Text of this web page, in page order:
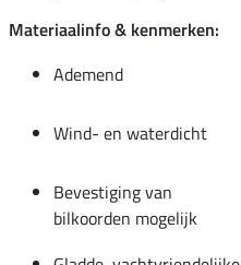
Materiaalinfo & kenmerken:
Ademend
Wind- en waterdicht
Bevestiging van
bilkoorden mogelijk